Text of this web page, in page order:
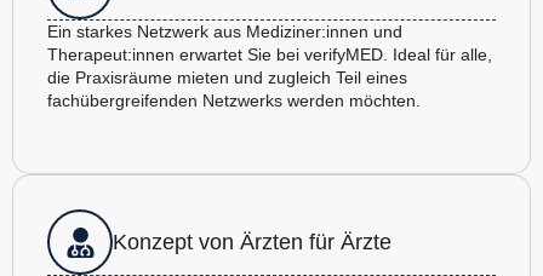
Ein starkes Netzwerk aus Mediziner:innen und
Therapeut:innen erwartet Sie bei verifyMED. Ideal für alle,
die Praxisräume mieten und zugleich Teil eines
fachübergreifenden Netzwerks werden möchten.
Konzept von Ärzten für Ärzte